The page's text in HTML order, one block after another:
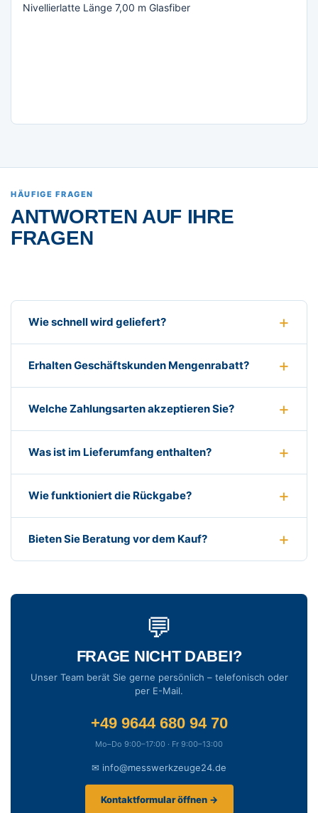
Nivellierlatte Länge 7,00 m Glasfiber
HÄUFIGE FRAGEN
ANTWORTEN AUF IHRE
FRAGEN
Wie schnell wird geliefert?
Erhalten Geschäftskunden Mengenrabatt?
Welche Zahlungsarten akzeptieren Sie?
Was ist im Lieferumfang enthalten?
Wie funktioniert die Rückgabe?
Bieten Sie Beratung vor dem Kauf?
💬
FRAGE NICHT DABEI?
Unser Team berät Sie gerne persönlich – telefonisch oder
per E-Mail.
+49 9644 680 94 70
Mo–Do 9:00–17:00 · Fr 9:00–13:00
✉ info@messwerkzeuge24.de
Kontaktformular öffnen →